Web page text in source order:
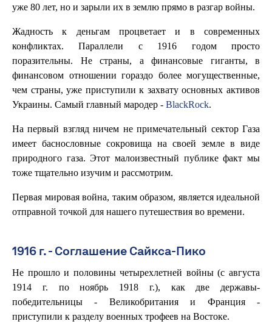
уже 80 лет, но и зарыли их в землю прямо в разгар войны.
Жадность к деньгам процветает и в современных
конфликтах. Параллели с 1916 годом просто
поразительны. Не страны, а финансовые гиганты, в
финансовом отношении гораздо более могущественные,
чем страны, уже приступили к захвату основных активов
Украины. Самый главный мародер - BlackRock.
На первый взгляд ничем не примечательный сектор Газа
имеет баснословные сокровища на своей земле в виде
природного газа. Этот малоизвестный публике факт мы
тоже тщательно изучим и рассмотрим.
Первая мировая война, таким образом, является идеальной
отправной точкой для нашего путешествия во времени.
1916 г. - Соглашение Сайкса-Пико
Не прошло и половины четырехлетней войны (с августа
1914 г. по ноябрь 1918 г.), как две державы-
победительницы - Великобритания и Франция -
приступили к разделу военных трофеев на Востоке.